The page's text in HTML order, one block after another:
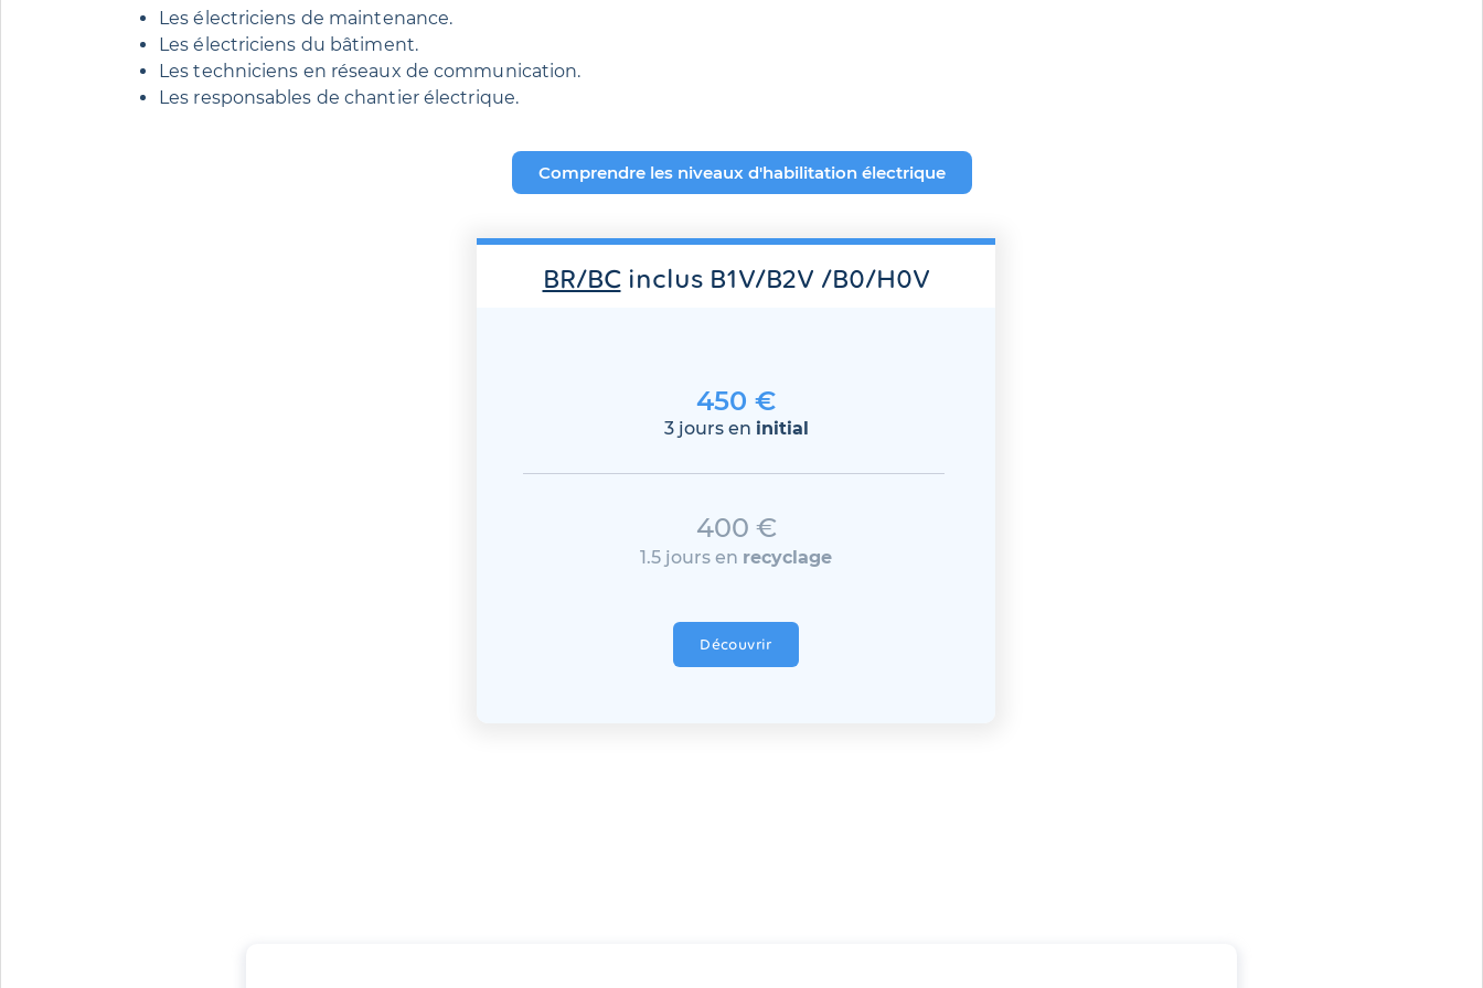
Les électriciens de maintenance.
Les électriciens du bâtiment.
Les techniciens en réseaux de communication.
Les responsables de chantier électrique.
Comprendre les niveaux d'habilitation électrique
BR/BCinclus B1V/B2V /B0/H0V
450 €
3 jours en initial
400 €
1.5 jours en recyclage
Découvrir